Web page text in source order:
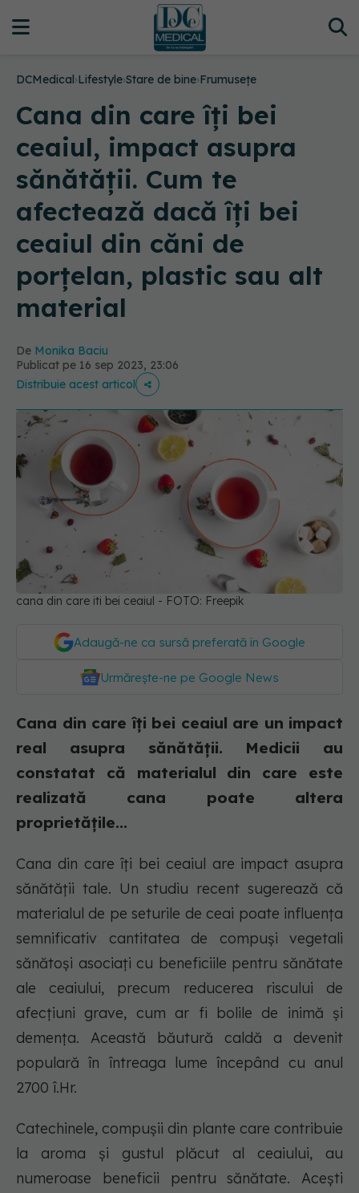
DCMedical›Lifestyle›Stare de bine›Frumusețe
Cana din care îți bei
ceaiul, impact asupra
sănătății. Cum te
afectează dacă îți bei
ceaiul din căni de
porțelan, plastic sau alt
material
De Monika Baciu
Publicat pe 16 sep 2023, 23:06
Distribuie acest articol
cana din care iti bei ceaiul - FOTO: Freepik
Adaugă-ne ca sursă preferată în Google
Urmărește-ne pe Google News
Cana din care îți bei ceaiul are un impact
real asupra sănătății. Medicii au
constatat că materialul din care este
realizată cana poate altera
proprietățile...
Cana din care îți bei ceaiul are impact asupra
sănătății tale. Un studiu recent sugerează că
materialul de pe seturile de ceai poate influența
semnificativ cantitatea de compuși vegetali
sănătoși asociați cu beneficiile pentru sănătate
ale ceaiului, precum reducerea riscului de
afecțiuni grave, cum ar fi bolile de inimă și
demența. Această băutură caldă a devenit
populară în întreaga lume începând cu anul
2700 î.Hr.
Catechinele, compușii din plante care contribuie
la aroma și gustul plăcut al ceaiului, au
numeroase beneficii pentru sănătate. Acești